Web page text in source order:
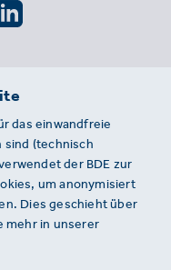
das einwandfreie
sind (technisch
der BDE zur
um anonymisiert
Dies geschieht über
mehr in unserer